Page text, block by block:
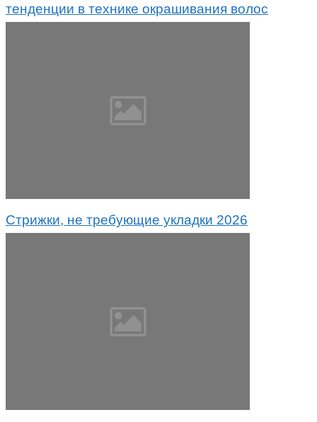
тенденции в технике окрашивания волос
Стрижки, не требующие укладки 2026